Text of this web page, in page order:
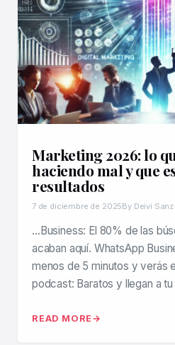
Marketing 2026: lo
haciendo mal y que
resultados
7 de diciembre de 2025By Deivi Sanz
…Business: El 80% de las
acaban aquí. WhatsApp
menos de 5 minutos y verás
podcast: Baratos y llegan a
READ MORE